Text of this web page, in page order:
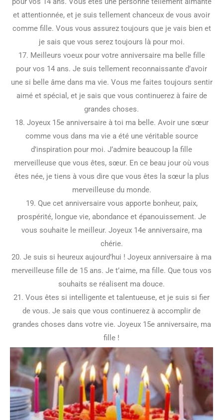
et attentionnée, et je suis tellement chanceux de vous avoir
comme fille. Vous vous assurez toujours que je vais bien et
je sais que vous serez toujours là pour moi.
17. Meilleurs voeux pour votre anniversaire ma belle fille
pour vos 14 ans. Je suis tellement reconnaissante d’avoir
une si belle âme dans ma vie. Vous me faites toujours sentir
aimé et spécial, et je sais que vous continuerez à faire de
grandes choses.
18. Joyeux 15e anniversaire à toi ma belle. Avoir une sœur
comme vous dans ma vie a été une véritable source
d’inspiration pour moi. J’admire beaucoup la fille
merveilleuse que vous êtes, sœur. En ce beau jour où vous
êtes née, je tiens à vous dire que vous êtes la sœur la plus
merveilleuse du monde.
19. Que cet anniversaire vous apporte bonheur, paix,
prospérité, longue vie, abondance et épanouissement. Je
vous souhaite le meilleur. Joyeux 14e anniversaire, ma
chérie.
20. Je suis si heureux aujourd’hui ! Joyeux anniversaire à ma
merveilleuse fille de 15 ans. Je t’aime, ma fille. Que tous vos
souhaits se réalisent ma douce.
21. Vous êtes si intelligente et talentueuse, et je suis si fier
de vous. Je sais que vous continuerez à accomplir de
grandes choses dans votre vie. Joyeux 15e anniversaire, ma
fille !